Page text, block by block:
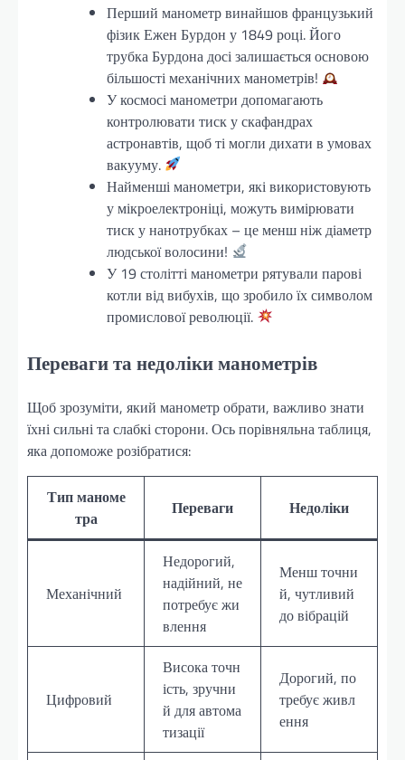
Перший манометр винайшов французький
фізик Ежен Бурдон у 1849 році. Його
трубка Бурдона досі залишається основою
більшості механічних манометрів!
У космосі манометри допомагають
контролювати тиск у скафандрах
астронавтів, щоб ті могли дихати в умовах
вакууму.
Найменші манометри, які використовують
у мікроелектроніці, можуть вимірювати
тиск у нанотрубках – це менш ніж діаметр
людської волосини!
У 19 столітті манометри рятували парові
котли від вибухів, що зробило їх символом
промислової революції.
Переваги та недоліки манометрів
Щоб зрозуміти, який манометр обрати, важливо знати
їхні сильні та слабкі сторони. Ось порівняльна таблиця,
яка допоможе розібратися:
Тип маноме
тра
Переваги Недоліки
Механічний
Недорогий,
надійний, не
потребує жи
влення
Менш точни
й, чутливий
до вібрацій
Цифровий
Висока точн
ість, зручни
й для автома
тизації
Дорогий, по
требує живл
ення